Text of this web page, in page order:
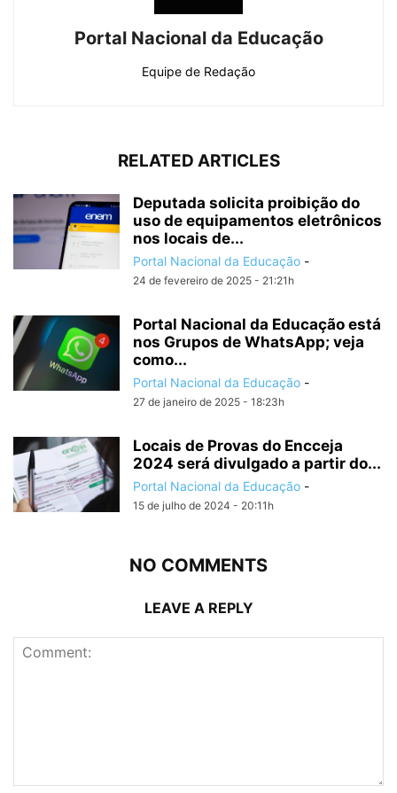
Portal Nacional da Educação
Equipe de Redação
RELATED ARTICLES
Deputada solicita proibição do
uso de equipamentos eletrônicos
nos locais de...
Portal Nacional da Educação -
24 de fevereiro de 2025 - 21:21h
Portal Nacional da Educação está
nos Grupos de WhatsApp; veja
como...
Portal Nacional da Educação -
27 de janeiro de 2025 - 18:23h
Locais de Provas do Encceja
2024 será divulgado a partir do...
Portal Nacional da Educação -
15 de julho de 2024 - 20:11h
NO COMMENTS
LEAVE A REPLY